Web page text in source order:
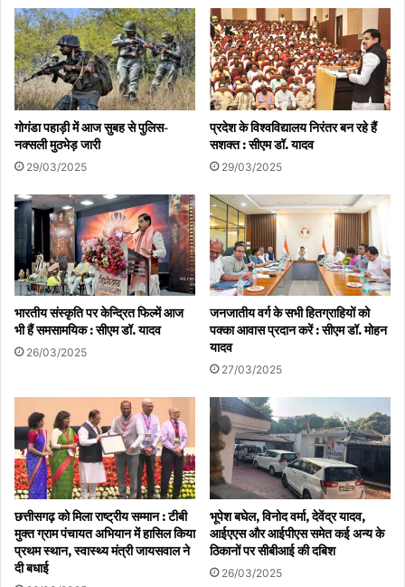
रांची
गोगंडा पहाड़ी में आज सुबह से पुलिस-
नक्सली मुठभेड़ जारी
29/03/2025
प्रदेश के विश्वविद्यालय निरंतर बन रहे हैं
सशक्त : सीएम डॉ. यादव
29/03/2025
भारतीय संस्कृति पर केन्द्रित फिल्में आज
भी हैं समसामयिक : सीएम डॉ. यादव
26/03/2025
जनजातीय वर्ग के सभी हितग्राहियों को
पक्का आवास प्रदान करें : सीएम डॉ. मोहन
यादव
27/03/2025
छत्तीसगढ़ को मिला राष्ट्रीय सम्मान : टीबी
मुक्त ग्राम पंचायत अभियान में हासिल किया
प्रथम स्थान, स्वास्थ्य मंत्री जायसवाल ने
दी बधाई
भूपेश बघेल, विनोद वर्मा, देवेंद्र यादव,
आईएएस और आईपीएस समेत कई अन्य के
ठिकानों पर सीबीआई की दबिश
26/03/2025